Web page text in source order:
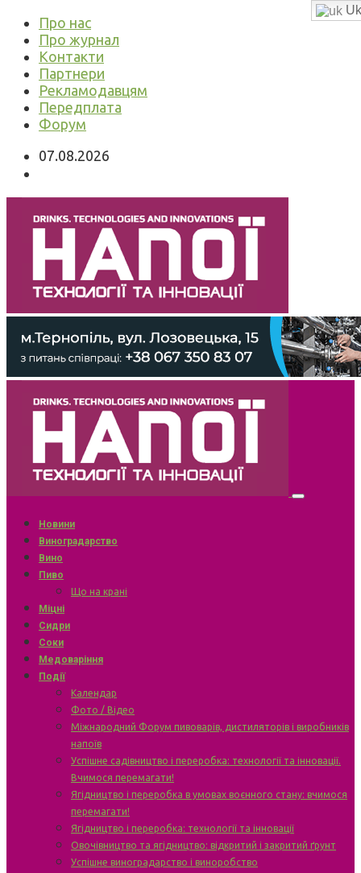
Про нас
Про журнал
Контакти
Партнери
Рекламодавцям
Передплата
Форум
07.08.2026
Новини
Виноградарство
Вино
Пиво
Що на крані
Міцні
Сидри
Соки
Медоваріння
Події
Календар
Фото / Відео
Міжнародний Форум пивоварів, дистиляторів і виробників
напоїв
Успішне садівництво і переробка: технології та інновації.
Вчимося перемагати!
Ягідництво і переробка в умовах воєнного стану: вчимося
перемагати!
Ягідництво і переробка: технології та інновації
Овочівництво та ягідництво: відкритий і закритий ґрунт
Успішне виноградарство і виноробство